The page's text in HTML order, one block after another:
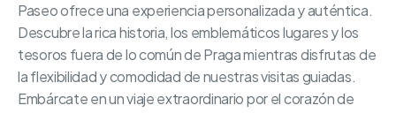
Paseo ofrece una experiencia personalizada y auténtica.
Descubre la rica historia, los emblemáticos lugares y los
tesoros fuera de lo común de Praga mientras disfrutas de
la flexibilidad y comodidad de nuestras visitas guiadas.
Embárcate en un viaje extraordinario por el corazón de